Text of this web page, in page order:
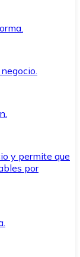
y permite que
por